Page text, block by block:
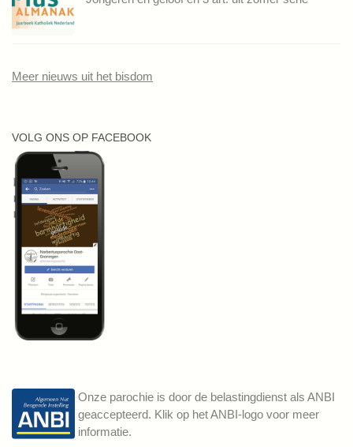
Meer nieuws uit het bisdom
VOLG ONS OP FACEBOOK
Onze parochie is door de belastingdienst als ANBI
geaccepteerd. Klik op het ANBI-logo voor meer
informatie.